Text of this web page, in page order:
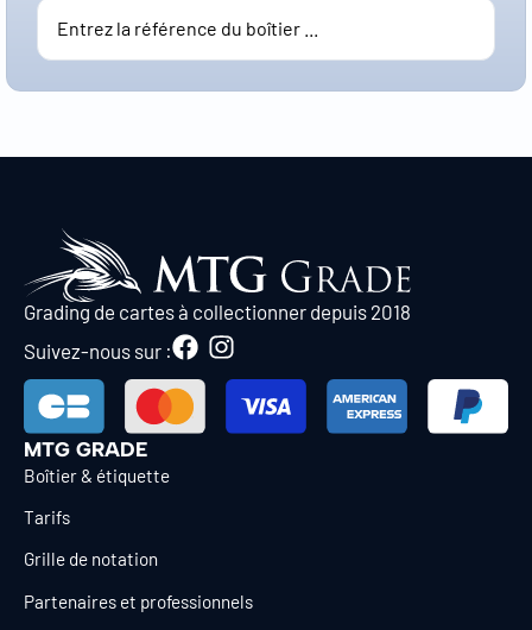
Grading de cartes à collectionner depuis 2018
Suivez-nous sur :
MTG GRADE
Boîtier & étiquette
Tarifs
Grille de notation
Partenaires et professionnels